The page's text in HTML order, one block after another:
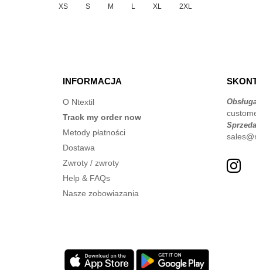
XS S M L XL 2XL
INFORMACJA
O Ntextil
Track my order now
Metody płatności
Dostawa
Zwroty / zwroty
Help & FAQs
Nasze zobowiazania